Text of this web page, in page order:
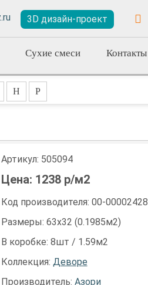
3D дизайн-проект
Сухие смеси Контакты
Н Р
Артикул: 505094
Цена: 1238р/м2
Код производителя: 00-00002428
Размеры: 63х32 (0.1985м2)
В коробке: 8шт / 1.59м2
Коллекция: Деворе
Производитель: Азори